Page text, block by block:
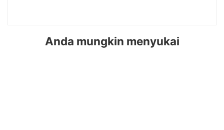
Anda mungkin menyukai